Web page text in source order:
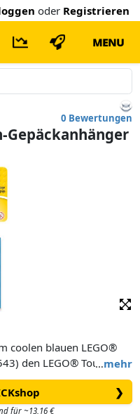
oder Registrieren
MENU
0 Bewertungen
Gepäckanhänger
…mehr
coolen blauen LEGO®
den LEGO® Touch.
auf die Rückseite des
Design ein und befestige
❯
für ~13,16 €